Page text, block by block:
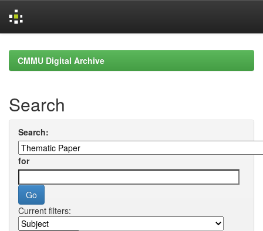
navigationCMMU Digital Archive
Search
Search:
for
Current filters: